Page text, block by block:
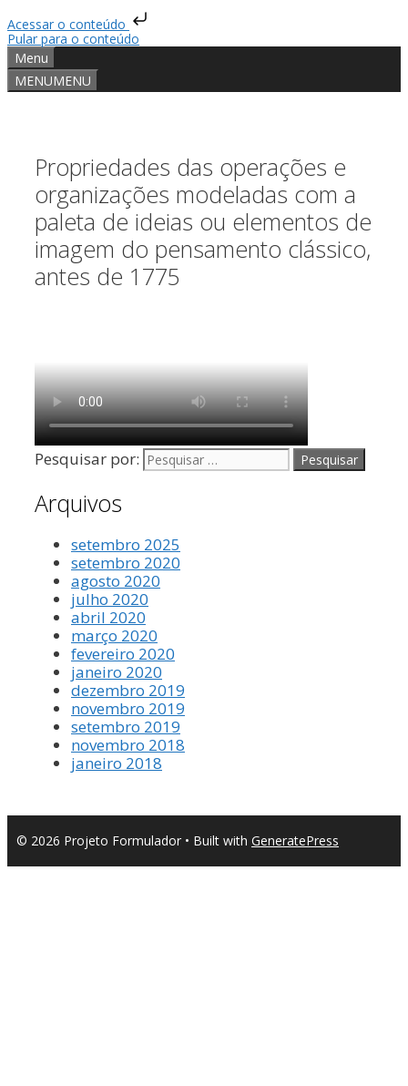
Acessar o conteúdo
Pular para o conteúdo
Menu
MENUMENU
Propriedades das operações e
organizações modeladas com a
paleta de ideias ou elementos de
imagem do pensamento clássico,
antes de 1775
Pesquisar por:
Arquivos
setembro 2025
setembro 2020
agosto 2020
julho 2020
abril 2020
março 2020
fevereiro 2020
janeiro 2020
dezembro 2019
novembro 2019
setembro 2019
novembro 2018
janeiro 2018
© 2026 Projeto Formulador • Built with GeneratePress